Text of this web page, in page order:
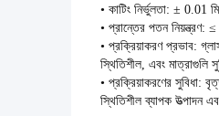
• কাটিং নির্ভুলতা: ± 0.01
• প্রান্তের পতন নিয়ন্ত্রণ:
• প্রক্রিয়াকরণ প্রভাব:
স্থিতিশীল, এবং মাত্রাগুলি
• প্রক্রিয়াকরণের সুবিধা:
স্থিতিশীল ব্যাপক উত্পাদন